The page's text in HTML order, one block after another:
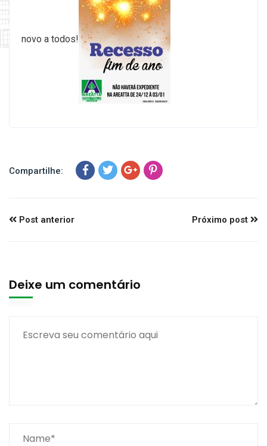
novo a todos!
Compartilhe:
Post anterior Próximo post
Deixe um comentário